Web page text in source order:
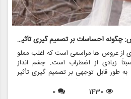
روانشناسی خرید لباس عروس: چگونه احساسات بر تصمیم گیری تأثیر می گذارد
از عروس ها مراسمی است که اغلب مملو
زیادی از اضطراب است. چشم انداز
طور قابل توجهی بر تصمیم گیری تأثیر
شود که نه تنها سبک شخصی بلکه عوامل
کند. در این مقاله، روانشناسی خرید
1430
0